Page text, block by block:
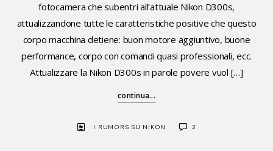
fotocamera che subentri all’attuale Nikon D300s,
attualizzandone tutte le caratteristiche positive che questo
corpo macchina detiene: buon motore aggiuntivo, buone
performance, corpo con comandi quasi professionali, ecc.
Attualizzare la Nikon D300s in parole povere vuol […]
continua...
I RUMORS SU NIKON 2